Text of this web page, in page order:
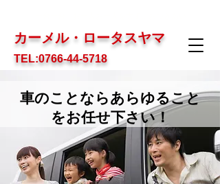
カーメル・ロータスヤマ
TEL:0766-44-5718
車のことならあらゆること
をお任せ下さい！